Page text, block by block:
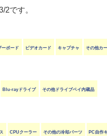
です。
ーボード ビデオカード キャプチャ その他カ
Blu-rayドライブ その他ドライブベイ内蔵品
CPUクーラー その他の冷却パーツ PC自作